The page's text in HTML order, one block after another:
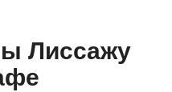
Лиссажу